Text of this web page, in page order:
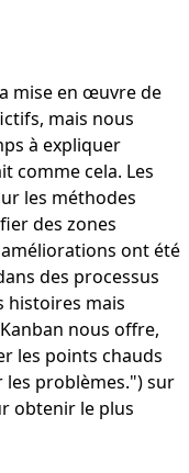
mise en œuvre de
mais nous
à expliquer
comme cela. Les
les méthodes
des zones
ont été
des processus
histoires mais
nous offre,
les points chauds
les problèmes.") sur
obtenir le plus